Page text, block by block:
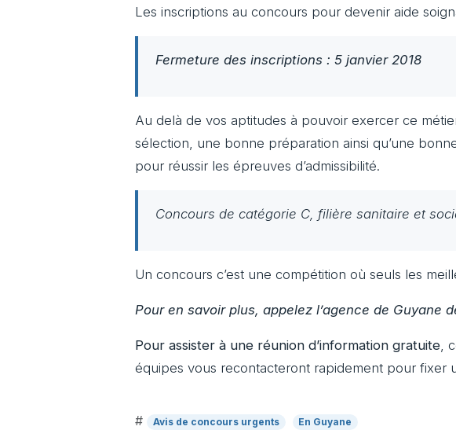
Les inscriptions au concours pour devenir aide
Fermeture des inscriptions : 5 janvier 2018
Au delà de vos aptitudes à pouvoir exercer ce
sélection, une bonne préparation ainsi qu’une
pour réussir les épreuves d’admissibilité.
Concours de catégorie C, filière sanitaire et
Un concours c’est une compétition où seuls les
Pour en savoir plus, appelez l’agence de Guyane
Pour assister à une réunion d’information gratuite,
équipes vous recontacteront rapidement pour fixer
# Avis de concours urgents En Guyane